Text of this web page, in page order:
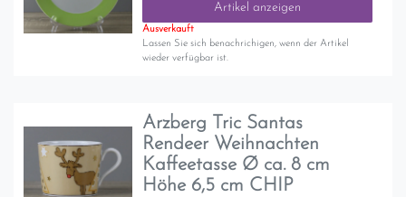
Artikel anzeigen
Ausverkauft
Lassen Sie sich benachrichigen, wenn der Artikel
wieder verfügbar ist.
Arzberg Tric Santas
Rendeer Weihnachten
Kaffeetasse Ø ca. 8 cm
Höhe 6,5 cm CHIP